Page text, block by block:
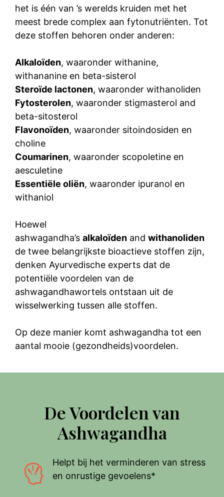
het is één van ’s werelds kruiden met het
meest brede complex aan fytonutriënten. Tot
deze stoffen behoren onder anderen:
Alkaloïden, waaronder withanine,
withananine en beta-sisterol
Steroïde lactonen, waaronder withanoliden
Fytosterolen, waaronder stigmasterol and
beta-sitosterol
Flavonoïden, waaronder sitoindosiden en
choline
Coumarinen, waaronder scopoletine en
aesculetine
Essentiële oliën, waaronder ipuranol en
withaniol
Hoewel
ashwagandha’s alkaloïden and withanoliden
de twee belangrijkste bioactieve stoffen zijn,
denken Ayurvedische experts dat de
potentiële voordelen van de
ashwagandhawortels ontstaan uit de
wisselwerking tussen alle stoffen.
Op deze manier komt ashwagandha tot een
aantal mooie (gezondheids)voordelen.
De Voordelen van
Ashwagandha
Helpt bij het verminderen van stress
en onrustige gevoelens*